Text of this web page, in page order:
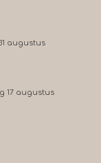
augustus
17 augustus